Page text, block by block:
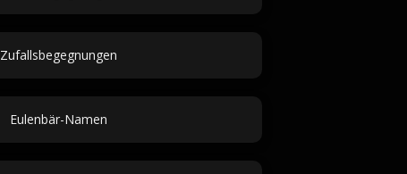
Zufallsbegegnungen
Eulenbär-Namen